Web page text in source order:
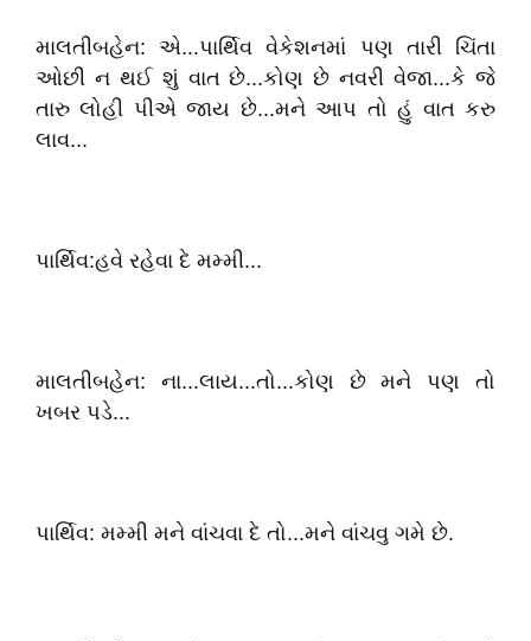
માલતીબહેન: એ...પાર્થિવ વેકેશનમાં પણ તારી ચિંતા
ઓછી ન થઈ શું વાત છે...કોણ છે નવરી વેજા...કે જે
તારુ લોહી પીએ જાય છે...મને આપ તો હું વાત કરુ
લાવ...
પાર્થિવ:હવે રહેવા દે મમ્મી...
માલતીબહેન: ના...લાય...તો...કોણ છે મને પણ તો
ખબર પડે...
પાર્થિવ: મમ્મી મને વાંચવા દે તો...મને વાંચવુ ગમે છે.